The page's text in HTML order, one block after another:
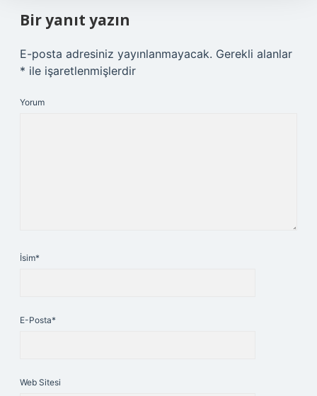
Bir yanıt yazın
E-posta adresiniz yayınlanmayacak. Gerekli alanlar
* ile işaretlenmişlerdir
Yorum
İsim*
E-Posta*
Web Sitesi